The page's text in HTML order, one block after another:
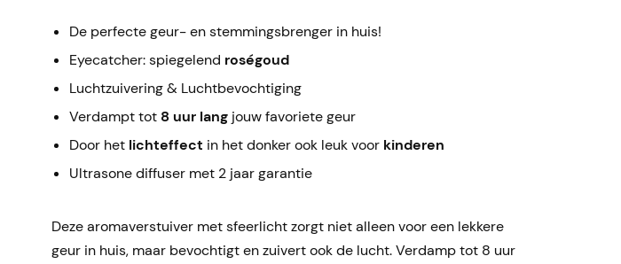
De perfecte geur- en stemmingsbrenger in huis!
Eyecatcher: spiegelend roségoud
Luchtzuivering & Luchtbevochtiging
Verdampt tot 8 uur lang jouw favoriete geur
Door het lichteffect in het donker ook leuk voor kinderen
Ultrasone diffuser met 2 jaar garantie
Deze aromaverstuiver met sfeerlicht zorgt niet alleen voor een lekkere
geur in huis, maar bevochtigt en zuivert ook de lucht. Verdamp tot 8 uur